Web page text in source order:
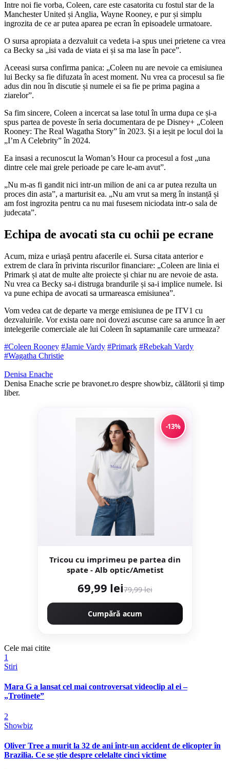
Intre noi fie vorba, Coleen, care este casatorita cu fostul star de la
Manchester United și Anglia, Wayne Rooney, e pur și simplu
ingrozita de ce ar putea aparea pe ecran în episoadele urmatoare.
O sursa apropiata a dezvaluit ca vedeta i-a spus unei prietene ca vrea
ca Becky sa „isi vada de viata ei și sa ma lase în pace”.
Aceeasi sursa confirma panica: „Coleen nu are nevoie ca emisiunea
lui Becky sa fie difuzata în acest moment. Nu vrea ca procesul sa fie
adus din nou în discutie și numele ei sa fie pe prima pagina a
ziarelor”.
Sa fim sincere, Coleen a incercat sa lase totul în urma dupa ce și-a
spus partea de poveste în seria documentara de pe Disney+ „Coleen
Rooney: The Real Wagatha Story” în 2023. Și a ieșit pe locul doi la
„I’m A Celebrity” în 2024.
Ea insasi a recunoscut la Woman’s Hour ca procesul a fost „una
dintre cele mai grele perioade pe care le-am avut”.
„Nu m-as fi gandit nici intr-un milion de ani ca ar putea rezulta un
proces din asta”, a marturisit ea. „Nu am vrut sa merg în instanță și
am fost ingrozita pentru ca nu mai fusesem niciodata intr-o sala de
judecata”.
Echipa de avocati sta cu ochii pe ecrane
Acum, miza e uriașă pentru afacerile ei. Sursa citata anterior e
extrem de clara în privinta riscurilor financiare: „Coleen are linia ei
Primark și atat de multe alte proiecte și chiar nu are nevoie de asta.
Nu vrea ca Becky sa-i distruga brandurile și sa-i implice numele. Isi
va pune echipa de avocati sa urmareasca emisiunea”.
Vom vedea cat de departe va merge emisiunea de pe ITV1 cu
dezvaluirile. Vor exista oare noi dovezi ascunse care sa arunce în aer
intelegerile comerciale ale lui Coleen în saptamanile care urmeaza?
#Coleen Rooney #Jamie Vardy #Primark #Rebekah Vardy
#Wagatha Christie
Denisa Enache
Denisa Enache scrie pe bravonet.ro despre showbiz, călătorii și timp
liber.
-13%
Tricou cu imprimeu pe partea din
spate - Alb optic/Ametist
69,99 lei79,99 lei
Cumpără acum
Cele mai citite
1
Stiri
Mara G a lansat cel mai controversat videoclip al ei –
„Trotinete”
2
Showbiz
Oliver Tree a murit la 32 de ani într-un accident de elicopter în
Brazilia. Ce se știe despre celelalte cinci victime